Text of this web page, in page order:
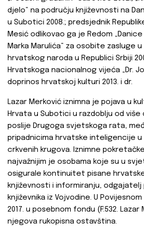
djelo“ na području književnosti na
u Subotici 2008.; predsjednik
Mesić odlikovao ga je Redom
Marka Marulića“ za osobite zasluge
hrvatskog naroda u Republici Srbiji
Hrvatskoga nacionalnog vijeća „Dr.
doprinos hrvatskoj kulturi 2013. i dr.
Lazar Merković iznimna je pojava u
Hrvata u Subotici u razdoblju od
poslije Drugoga svjetskoga rata,
pripadnicima hrvatske inteligencije u
crkvenih krugova. Iznimne
najvažnijim je osobama koje su u
osigurale kontinuitet pisane
književnosti i informiranju, odgajatelj
književnika iz Vojvodine. U
2017. u posebnom fondu (F:532.
njegova rukopisna ostavština.